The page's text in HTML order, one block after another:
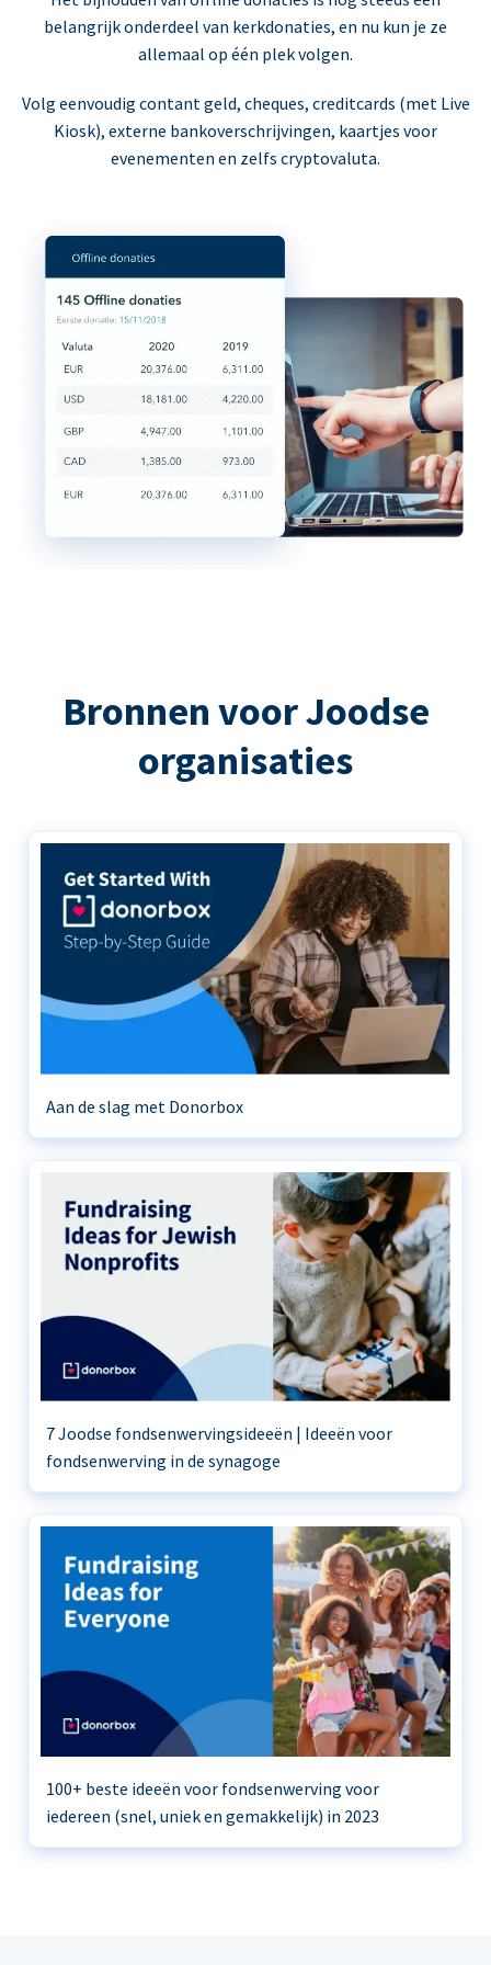
belangrijk onderdeel van kerkdonaties, en nu kun je ze
allemaal op één plek volgen.
Volg eenvoudig contant geld, cheques, creditcards (met Live
Kiosk), externe bankoverschrijvingen, kaartjes voor
evenementen en zelfs cryptovaluta.
Bronnen voor Joodse
organisaties
Aan de slag met Donorbox
7 Joodse fondsenwervingsideeën | Ideeën voor
fondsenwerving in de synagoge
100+ beste ideeën voor fondsenwerving voor
iedereen (snel, uniek en gemakkelijk) in 2023